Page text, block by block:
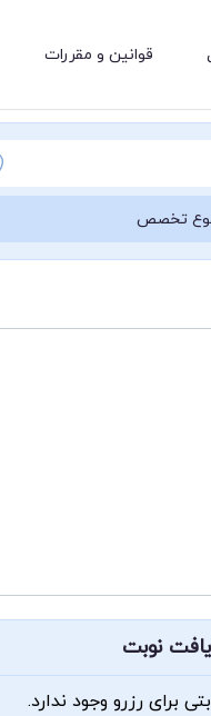
قوانین و مقررات
تخصص
نوبت
برای رزرو وجود ندارد.